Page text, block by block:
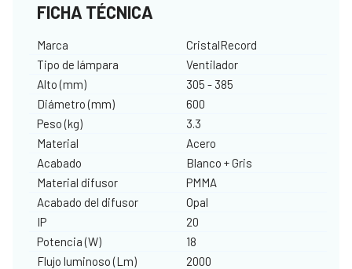
FICHA TÉCNICA
Marca
CristalRecord
Tipo de lámpara
Ventilador
Alto (mm)
305 - 385
Diámetro (mm)
600
Peso (kg)
3.3
Material
Acero
Acabado
Blanco + Gris
Material difusor
PMMA
Acabado del difusor
Opal
IP
20
Potencia (W)
18
Flujo luminoso (Lm)
2000